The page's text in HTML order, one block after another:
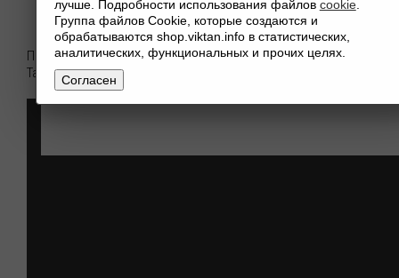
Представляю вам очень познавательную книгу об истории
Талисманов и Амулетов.
лучше. Подробности использования файлов cookie.
Группа файлов Cookie, которые создаются и
обрабатываются shop.viktan.info в статистических,
аналитических, функциональных и прочих целях.
Согласен